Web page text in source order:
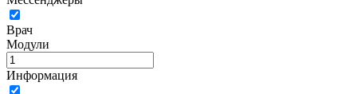
Врач
Модули
Информация